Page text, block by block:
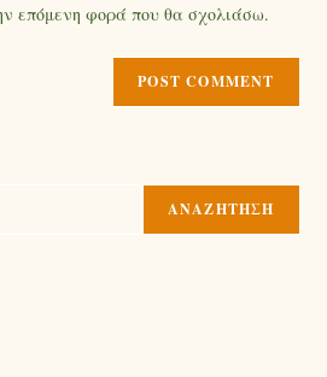
επόμενη φορά που θα σχολιάσω.
ΑΝΑΖΉΤΗΣΗ